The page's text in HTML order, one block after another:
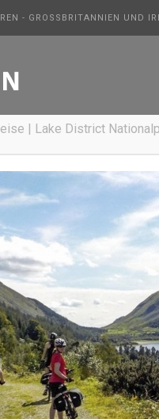
- GROSSBRITANNIEN UND
| Lake District